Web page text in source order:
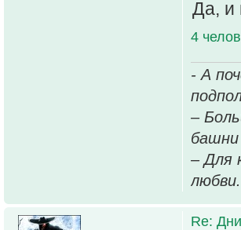
Да, и
4
- А
–
башни
– Для
любви.
Re: